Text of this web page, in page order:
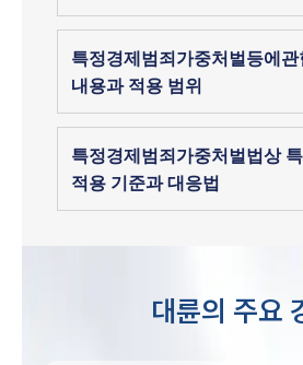
특정경제범죄가중처벌등에관
내용과 적용 범위
특정경제범죄가중처벌법상
적용 기준과 대응법
대륜의 주요